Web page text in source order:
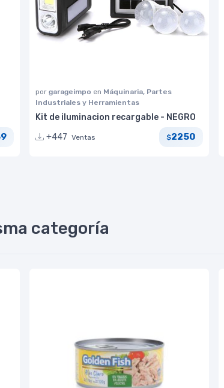
por garageimpo en Máquinaria, Partes
Industriales y Herramientas
Kit de iluminacion recargable - NEGRO
+447 Ventas $2250
categoría